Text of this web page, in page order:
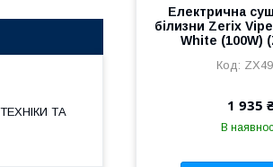
Електрична
білизни Zerix
White (100W)
1 935
В
ТА